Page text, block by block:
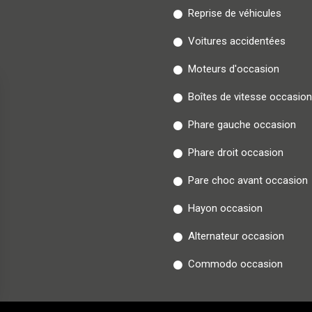
Reprise de véhicules
Voitures accidentées
Moteurs d'occasion
Boîtes de vitesse occasion
Phare gauche occasion
Phare droit occasion
Pare choc avant occasion
Hayon occasion
Alternateur occasion
Commodo occasion